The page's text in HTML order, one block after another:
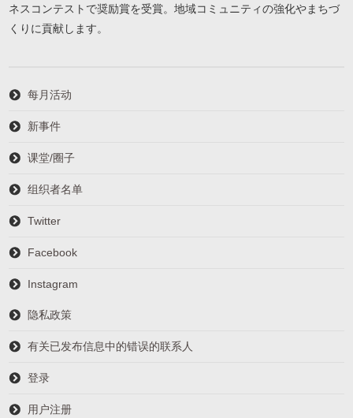
ネスコンテストで奨励賞を受賞。地域コミュニティの強化やまちづ
くりに貢献します。
每月活动
新事件
课堂/圈子
组织者名单
Twitter
Facebook
Instagram
隐私政策
有关已发布信息中的错误的联系人
登录
用户注册